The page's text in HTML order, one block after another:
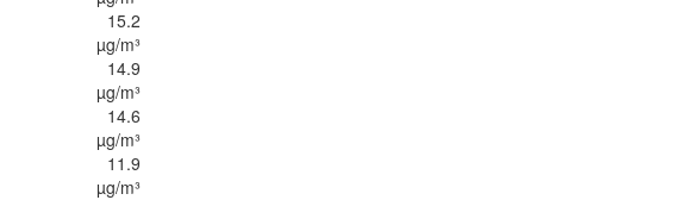
15.2
µg/m³
14.9
µg/m³
14.6
µg/m³
11.9
µg/m³